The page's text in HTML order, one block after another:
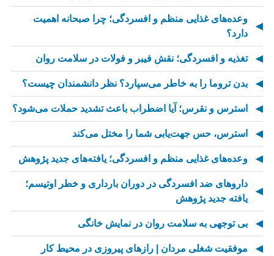
وعده‌های غذایی منظم و افسردگی؛ چرا صبحانه اهمیت
دارد؟
تغذیه و افسردگی؛ نقش فیبر و فولات در سلامت روان
بدن تروما را به خاطر می‌سپارد؟ نظر دانشمندان چیست؟
استرس و نقرس؛ آیا اضطراب باعث تشدید حملات می‌شود؟
استرس، حس جهت‌یابی شما را مختل می‌کند
وعده‌های غذایی منظم و افسردگی؛ یافته‌های جدید پژوهش
داروهای ضد افسردگی در دوران بارداری و خطر اوتیسم؛
یافته جدید پژوهش
بی توجهی به سلامت روان در نمایش خانگی
موفقیت شغلی مردان | رازهای پیروزی در محیط کار